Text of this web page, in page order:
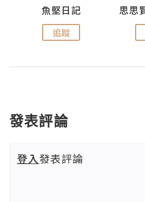
魚堅日記
追蹤
發表評論
登入發表評論